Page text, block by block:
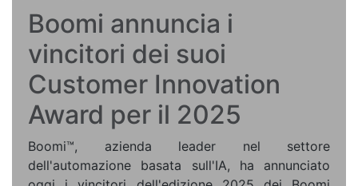
Boomi annuncia i
vincitori dei suoi
Customer Innovation
Award per il 2025
Boomi™, azienda leader nel settore
dell'automazione basata sull'IA, ha annunciato